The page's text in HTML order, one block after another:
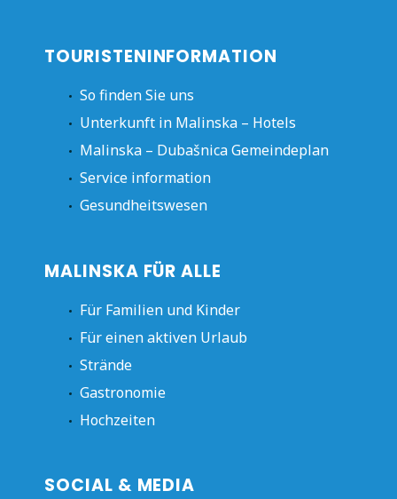
TOURISTENINFORMATION
So finden Sie uns
Unterkunft in Malinska – Hotels
Malinska – Dubašnica Gemeindeplan
Service information
Gesundheitswesen
MALINSKA FÜR ALLE
Für Familien und Kinder
Für einen aktiven Urlaub
Strände
Gastronomie
Hochzeiten
SOCIAL & MEDIA